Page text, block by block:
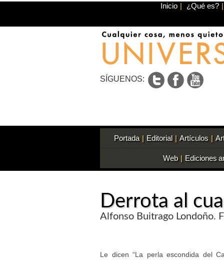
Inicio | ¿Qué es? |
SÍGUENOS:
Portada | Editorial | Artículos |
Web | Ediciones
Derrota al
Alfonso Buitrago Londoño.
Le dicen “La perla escondida del